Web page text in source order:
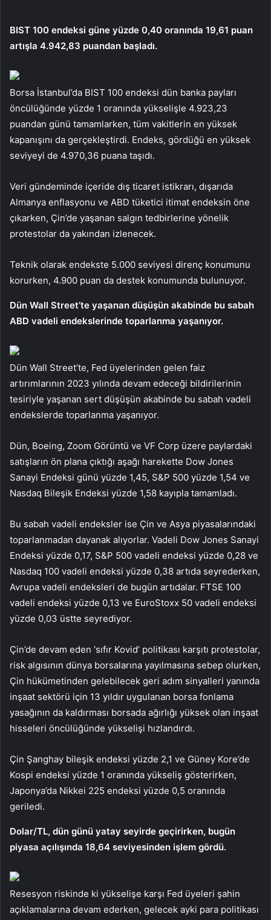
BIST 100 endeksi güne yüzde 0,40 oranında 19,61 puan
artışla 4.942,83 puandan başladı.
Borsa İstanbul’da BIST 100 endeksi dün banka payları
öncülüğünde yüzde 1 oranında yükselişle 4.923,23
puandan günü tamamlarken, tüm vakitlerin en yüksek
kapanışını da gerçekleştirdi. Endeks, gördüğü en yüksek
seviyeyi de 4.970,36 puana taşıdı.
Veri gündeminde içeride dış ticaret istikrarı, dışarıda
Almanya enflasyonu ve ABD tüketici itimat endeksin öne
çıkarken, Çin’de yaşanan salgın tedbirlerine yönelik
protestolar da yakından izlenecek.
Teknik olarak endekste 5.000 seviyesi direnç konumunu
korurken, 4.900 puan da destek konumunda bulunuyor.
Dün Wall Street’te yaşanan düşüşün akabinde bu sabah
ABD vadeli endekslerinde toparlanma yaşanıyor.
Dün Wall Street’te, Fed üyelerinden gelen faiz
artırımlarının 2023 yılında devam edeceği bildirilerinin
tesiriyle yaşanan sert düşüşün akabinde bu sabah vadeli
endekslerde toparlanma yaşanıyor.
Dün, Boeing, Zoom Görüntü ve VF Corp üzere paylardaki
satışların ön plana çıktığı aşağı harekette Dow Jones
Sanayi Endeksi günü yüzde 1,45, S&P 500 yüzde 1,54 ve
Nasdaq Bileşik Endeksi yüzde 1,58 kayıpla tamamladı.
Bu sabah vadeli endeksler ise Çin ve Asya piyasalarındaki
toparlanmadan dayanak alıyorlar. Vadeli Dow Jones Sanayi
Endeksi yüzde 0,17, S&P 500 vadeli endeksi yüzde 0,28 ve
Nasdaq 100 vadeli endeksi yüzde 0,38 artıda seyrederken,
Avrupa vadeli endeksleri de bugün artıdalar. FTSE 100
vadeli endeksi yüzde 0,13 ve EuroStoxx 50 vadeli endeksi
yüzde 0,03 üstte seyrediyor.
Çin’de devam eden ‘sıfır Kovid’ politikası karşıtı protestolar,
risk algısının dünya borsalarına yayılmasına sebep olurken,
Çin hükümetinden gelebilecek geri adım sinyalleri yanında
inşaat sektörü için 13 yıldır uygulanan borsa fonlama
yasağının da kaldırması borsada ağırlığı yüksek olan inşaat
hisseleri öncülüğünde yükselişi hızlandırdı.
Çin Şanghay bileşik endeksi yüzde 2,1 ve Güney Kore’de
Kospi endeksi yüzde 1 oranında yükseliş gösterirken,
Japonya’da Nikkei 225 endeksi yüzde 0,5 oranında
geriledi.
Dolar/TL, dün günü yatay seyirde geçirirken, bugün
piyasa açılışında 18,64 seviyesinden işlem gördü.
Resesyon riskinde ki yükselişe karşı Fed üyeleri şahin
açıklamalarına devam ederken, gelecek ayki para politikası